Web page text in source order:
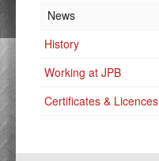
News
History
Working at JPB
Certificates & Licences